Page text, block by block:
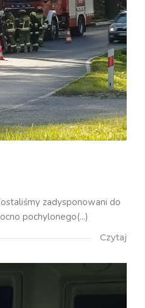
zadysponowani do
pochylonego(...)
Czytaj